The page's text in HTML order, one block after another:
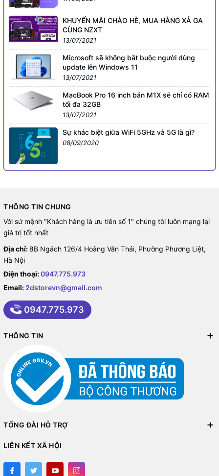
KHUYẾN MÃI CHÀO HÈ, MUA HÀNG XẢ GA
CÙNG NZXT
13/07/2021
Microsoft sẽ không bắt buộc người dùng
update lên Windows 11
13/07/2021
MacBook Pro 16 inch bản M1X sẽ chỉ có RAM
tối đa 32GB
13/07/2021
Sự khác biệt giữa WiFi 5GHz và 5G là gì?
08/09/2020
THÔNG TIN CHUNG
Với sứ mệnh "Khách hàng là ưu tiên số 1" chúng tôi luôn mạng lại
giá trị tốt nhất
Địa chỉ: 8B Ngách 126/4 Hoàng Văn Thái, Phường Phương Liệt,
Hà Nội
Điện thoại:0947.775.973
Email: 2dstorevn@gmail.com
0947.775.973
THÔNG TIN
TỔNG ĐÀI HỖ TRỢ
LIÊN KẾT XÃ HỘI